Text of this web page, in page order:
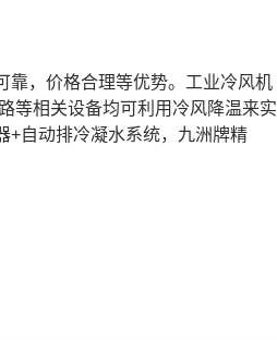
靠，价格合理等优势。工业冷风机
等相关设备均可利用冷风降温来实
+自动排冷凝水系统，九洲牌精